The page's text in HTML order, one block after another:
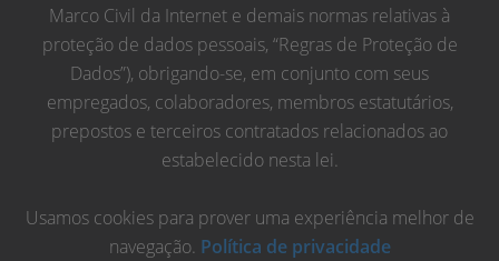
Marco Civil da Internet e demais normas relativas à
proteção de dados pessoais, “Regras de Proteção de
Dados”), obrigando-se, em conjunto com seus
empregados, colaboradores, membros estatutários,
prepostos e terceiros contratados relacionados ao
estabelecido nesta lei.
Usamos cookies para prover uma experiência melhor de
navegação. Política de privacidade